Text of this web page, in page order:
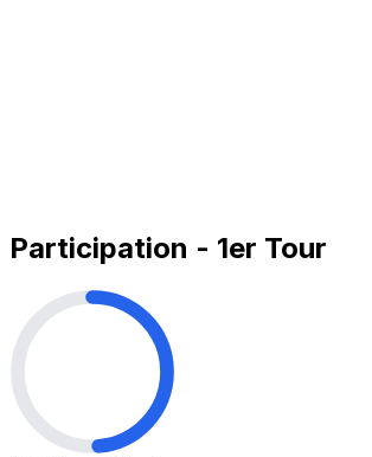
Participation - 1er Tour